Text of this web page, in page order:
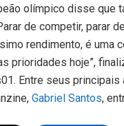
olímpico disse que
de competir, parar
rendimento, é uma
prioridades hoje”,
Entre seus
Gabriel Santos,